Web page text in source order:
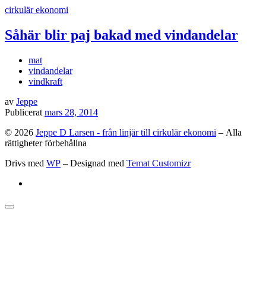
cirkulär ekonomi
Såhär blir paj bakad med vindandelar
mat
vindandelar
vindkraft
av Jeppe
Publicerat mars 28, 2014
© 2026 Jeppe D Larsen - från linjär till cirkulär ekonomi – Alla
rättigheter förbehållna
Drivs med WP – Designad med Temat Customizr